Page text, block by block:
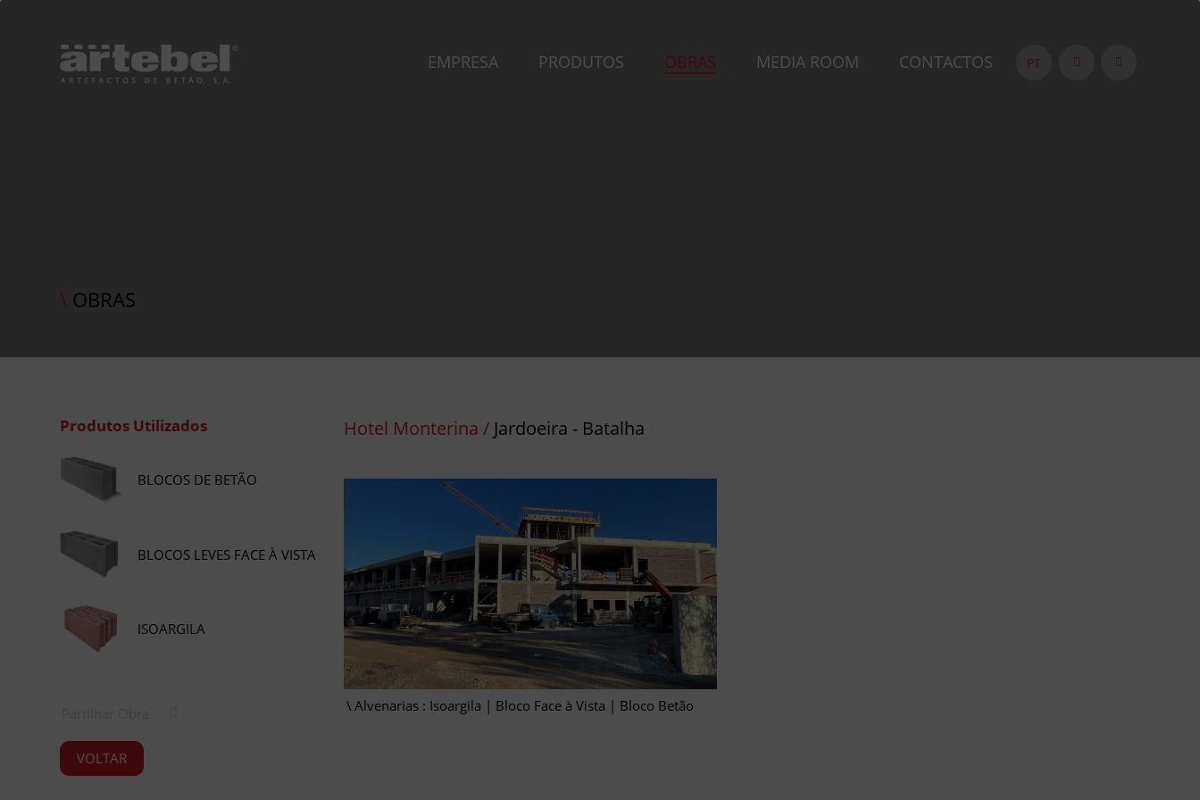
EMPRESA PRODUTOS OBRAS MEDIA ROOM CONTACTOS PT
\ OBRAS
Produtos Utilizados
BLOCOS DE BETÃO
BLOCOS LEVES FACE À VISTA
ISOARGILA
VOLTAR
Hotel Monterina /Jardoeira - Batalha
Alvenarias : Isoargila | Bloco Face à Vista | Bloco Betão